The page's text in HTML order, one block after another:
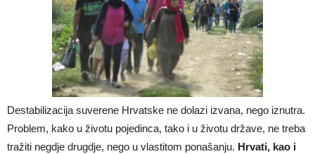
Destabilizacija suverene Hrvatske ne dolazi izvana, nego iznutra.
Problem, kako u životu pojedinca, tako i u životu države, ne treba
tražiti negdje drugdje, nego u vlastitom ponašanju. Hrvati, kao i